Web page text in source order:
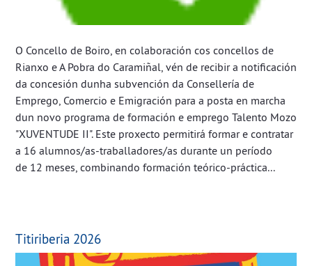
O Concello de Boiro, en colaboración cos concellos de
Rianxo e A Pobra do Caramiñal, vén de recibir a notificación
da concesión dunha subvención da Consellería de
Emprego, Comercio e Emigración para a posta en marcha
dun novo programa de formación e emprego Talento Mozo
"XUVENTUDE II". Este proxecto permitirá formar e contratar
a 16 alumnos/as-traballadores/as durante un período
de 12 meses, combinando formación teórico-práctica...
Titiriberia 2026